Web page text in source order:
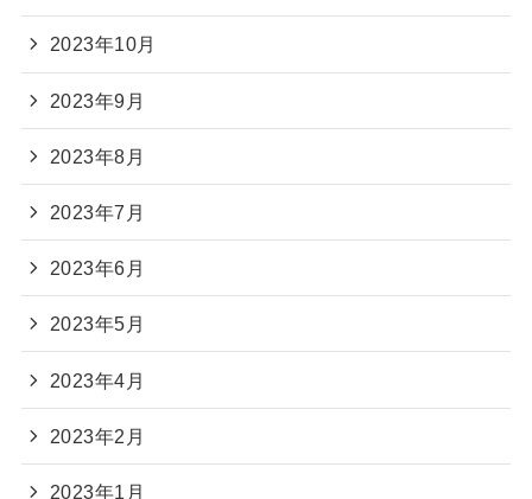
2023年10月
2023年9月
2023年8月
2023年7月
2023年6月
2023年5月
2023年4月
2023年2月
2023年1月